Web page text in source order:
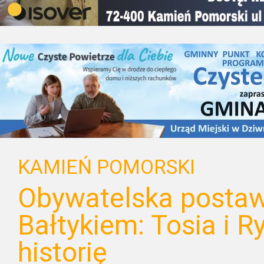
KAMIEŃ POMORSKI
Obywatelska
Bałtykiem: Tosia i
historię